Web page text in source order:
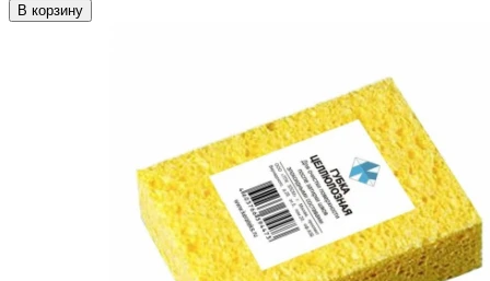
В корзину